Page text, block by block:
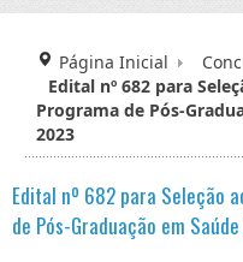
Página Inicial
Edital nº 682 para
Programa de Pós-
2023
Edital nº 682 para Seleção
de Pós-Graduação em